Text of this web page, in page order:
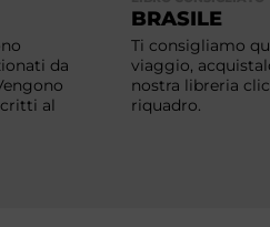
da
al
BRASILE
Ti consigliamo
viaggio,
nostra libreria
riquadro.